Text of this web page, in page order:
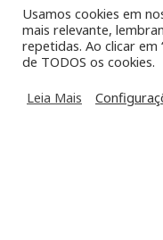
2º
3º
Usamos cookies em
mais relevante,
repetidas. Ao clicar em
de TODOS os cookies.
Leia Mais